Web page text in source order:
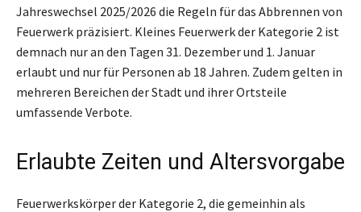
Jahreswechsel 2025/2026 die Regeln für das Abbrennen von
Feuerwerk präzisiert. Kleines Feuerwerk der Kategorie 2 ist
demnach nur an den Tagen 31. Dezember und 1. Januar
erlaubt und nur für Personen ab 18 Jahren. Zudem gelten in
mehreren Bereichen der Stadt und ihrer Ortsteile
umfassende Verbote.
Erlaubte Zeiten und Altersvorgabe
Feuerwerkskörper der Kategorie 2, die gemeinhin als